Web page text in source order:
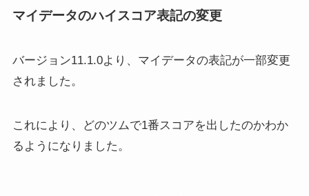
マイデータのハイスコア表記の変更
バージョン11.1.0より、マイデータの表記が一部変更
されました。
これにより、どのツムで1番スコアを出したのかわか
るようになりました。